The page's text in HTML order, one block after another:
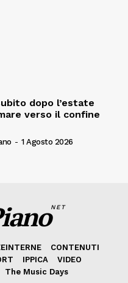
dopo l’estate
verso il confine
- 1 Agosto 2026
NET
CONTENUTI
IPPICA
VIDEO
The Music Days